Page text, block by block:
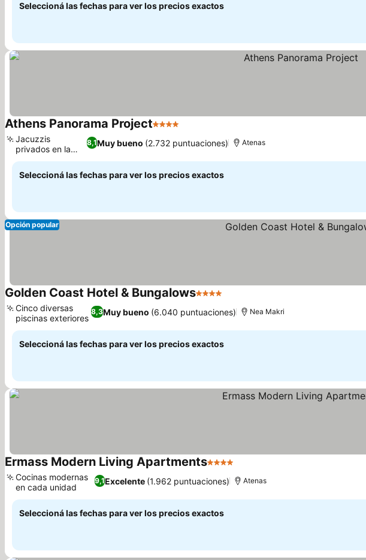
Seleccioná las fechas para ver los precios exactos
Athens Panorama Project4 Estrellas
8,1Muy bueno (2.732 puntuaciones)
Jacuzzis
privados en la
terraza
Atenas
Seleccioná las fechas para ver los precios exactos
Opción popular
Golden Coast Hotel & Bungalows4 Estrellas
8,3Muy bueno (6.040 puntuaciones)
Cinco diversas
piscinas exteriores
Nea Makri
Seleccioná las fechas para ver los precios exactos
Ermass Modern Living Apartments4 Estrellas
9,1Excelente (1.962 puntuaciones)
Cocinas modernas
en cada unidad
Atenas
Seleccioná las fechas para ver los precios exactos